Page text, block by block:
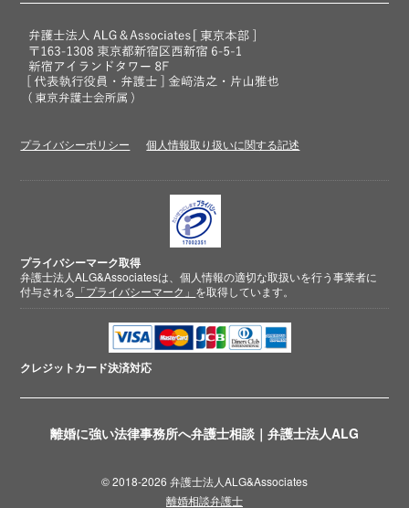
離婚に強い法律事務所へ弁護士相談｜弁護士法人ALG
プライバシーポリシー 個人情報取り扱いに関する記述
プライバシーマーク取得
弁護士法人ALG&Associatesは、個人情報の適切な取扱いを行う事業者に
付与される 「プライバシーマーク」 を取得しています。
クレジットカード決済対応
© 2018-2026 弁護士法人ALG&Associates
離婚相談弁護士